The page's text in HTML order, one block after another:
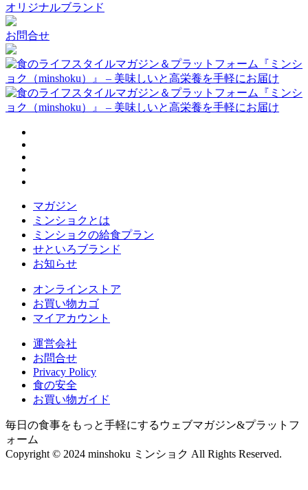
オリジナルブランド
お問合せ
マガジン
ミンショクとは
ミンショクの給食プラン
せといろブランド
お知らせ
オンラインストア
お買い物カゴ
マイアカウント
運営会社
お問合せ
Privacy Policy
食の安全
お買い物ガイド
毎日の食事をもっと手軽にするウェブマガジン&プラットフ
ォーム
Copyright © 2024 minshoku ミンショク All Rights Reserved.